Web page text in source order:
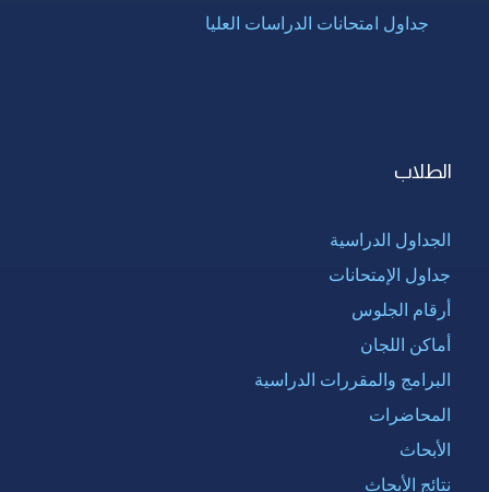
جداول امتحانات الدراسات العليا
الطلاب
الجداول الدراسية
جداول الإمتحانات
أرقام الجلوس
أماكن اللجان
البرامج والمقررات الدراسية
المحاضرات
الأبحاث
نتائج الأبحاث